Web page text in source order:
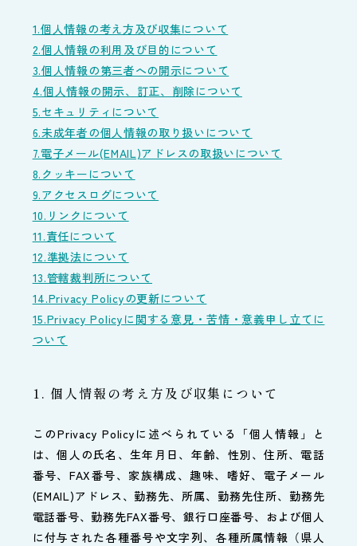
1.個人情報の考え方及び収集について
2.個人情報の利用及び目的について
3.個人情報の第三者への開示について
4.個人情報の開示、訂正、削除について
5.セキュリティについて
6.未成年者の個人情報の取り扱いについて
7.電子メール(EMAIL)アドレスの取扱いについて
8.クッキーについて
9.アクセスログについて
10.リンクについて
11.責任について
12.準拠法について
13.管轄裁判所について
14.Privacy Policyの更新について
15.Privacy Policyに関する意見・苦情・意義申し立てに
ついて
1. 個人情報の考え方及び収集について
このPrivacy Policyに述べられている「個人情報」と
は、個人の氏名、生年月日、年齢、性別、住所、電話
番号、FAX番号、家族構成、趣味、嗜好、電子メール
(EMAIL)アドレス、勤務先、所属、勤務先住所、勤務先
電話番号、勤務先FAX番号、銀行口座番号、および個人
に付与された各種番号や文字列、各種所属情報（県人